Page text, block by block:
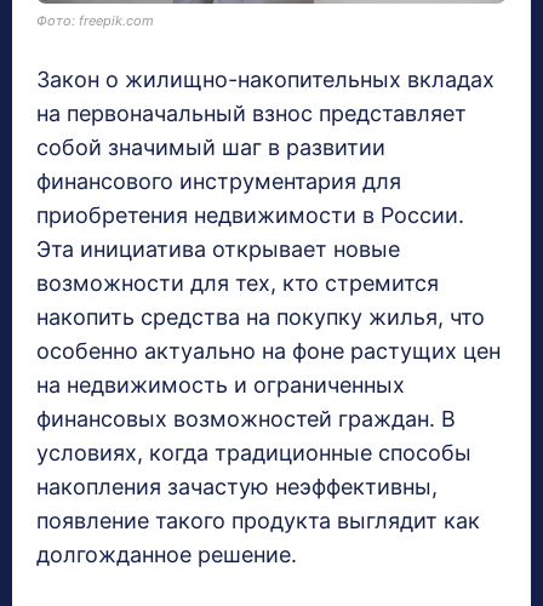
Фото: freepik.com
Закон о жилищно-накопительных вкладах
на первоначальный взнос представляет
собой значимый шаг в развитии
финансового инструментария для
приобретения недвижимости в России.
Эта инициатива открывает новые
возможности для тех, кто стремится
накопить средства на покупку жилья, что
особенно актуально на фоне растущих цен
на недвижимость и ограниченных
финансовых возможностей граждан. В
условиях, когда традиционные способы
накопления зачастую неэффективны,
появление такого продукта выглядит как
долгожданное решение.